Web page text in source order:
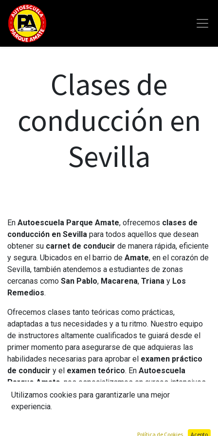
Clases de
conducción en
Sevilla
En Autoescuela Parque Amate, ofrecemos clases de
conducción en Sevilla para todos aquellos que desean
obtener su carnet de conducir de manera rápida, eficiente
y segura. Ubicados en el barrio de Amate, en el corazón de
Sevilla, también atendemos a estudiantes de zonas
cercanas como San Pablo, Macarena, Triana y Los
Remedios.
Ofrecemos clases tanto teóricas como prácticas,
adaptadas a tus necesidades y a tu ritmo. Nuestro equipo
de instructores altamente cualificados te guiará desde el
primer momento para asegurarse de que adquieras las
habilidades necesarias para aprobar el examen práctico
de conducir y el examen teórico. En Autoescuela
Parque Amate , nos especializamos en cursos intensivos
que permiten a nuestros estudiantes obtener su
de conducir
Utilizamos cookies para garantizarle una mejor
experiencia.
Política de Cookies Acepto